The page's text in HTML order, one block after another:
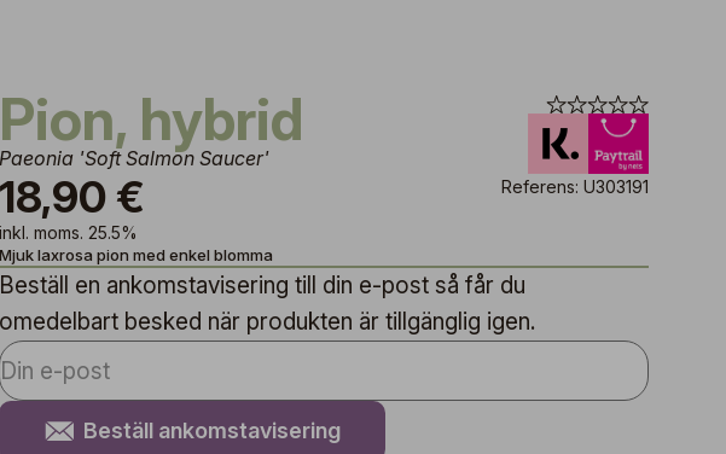
Pion, hybrid
Paeonia 'Soft Salmon Saucer'
18,90 €
inkl. moms. 25.5%
Referens: U303191
Mjuk laxrosa pion med enkel blomma
Beställ en ankomstavisering till din e-post så får du
omedelbart besked när produkten är tillgänglig igen.
Beställ ankomstavisering